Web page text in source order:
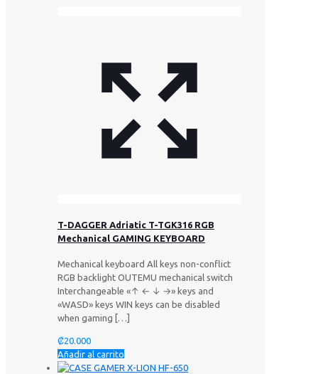
T-DAGGER Adriatic T-TGK316 RGB
Mechanical GAMING KEYBOARD
Mechanical keyboard All keys non-conflict
RGB backlight OUTEMU mechanical switch
Interchangeable «↑ ← ↓ →» keys and
«WASD» keys WIN keys can be disabled
when gaming […]
₡20.000
Añadir al carrito